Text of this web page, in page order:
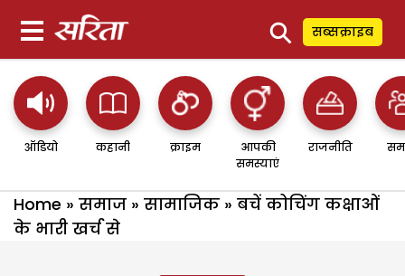
⚲ सब्सक्राइब
ऑडियो कहानी क्राइम
आपकी
समस्याएं
राजनीति
Home » समाज » सामाजिक » बचें कोचिंग कक्षाओं
के भारी खर्च से